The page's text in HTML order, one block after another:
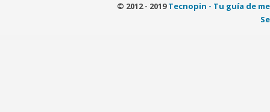
© 2012 - 2019Tecnopin - Tu guía de